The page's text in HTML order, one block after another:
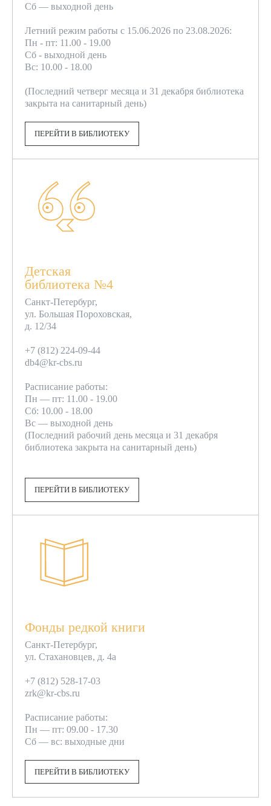
Сб — выходной день
Летний режим работы с 15.06.2026 по 23.08.2026:
Пн - пт: 11.00 - 19.00
Сб - выходной день
Вс: 10.00 - 18.00
(Последний четверг месяца и 31 декабря библиотека
закрыта на санитарный день)
ПЕРЕЙТИ В БИБЛИОТЕКУ
Детская
библиотека №4
Санкт-Петербург,
ул. Большая Пороховская,
д. 12/34
+7 (812) 224-09-44
db4@kr-cbs.ru
Расписание работы:
Пн — пт: 11.00 - 19.00
Сб: 10.00 - 18.00
Вс — выходной день
(Последний рабочий день месяца и 31 декабря
библиотека закрыта на санитарный день)
ПЕРЕЙТИ В БИБЛИОТЕКУ
Фонды редкой книги
Санкт-Петербург,
ул. Стахановцев, д. 4а
+7 (812) 528-17-03
zrk@kr-cbs.ru
Расписание работы:
Пн — пт: 09.00 - 17.30
Сб — вс: выходные дни
ПЕРЕЙТИ В БИБЛИОТЕКУ